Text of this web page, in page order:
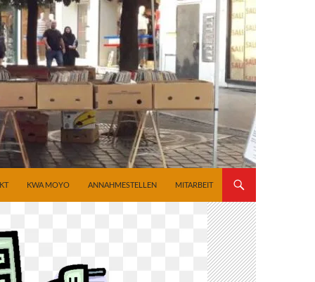
KWA MOYO ANNAHMESTELLEN MITARBEIT